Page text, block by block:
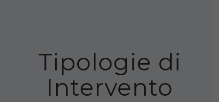
Tipologie di
Intervento